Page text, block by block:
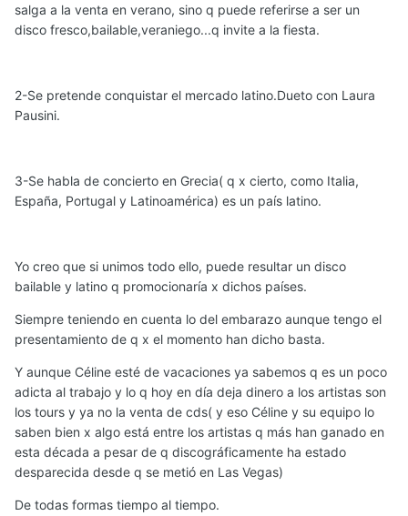
salga a la venta en verano, sino q puede referirse a ser un
disco fresco,bailable,veraniego...q invite a la fiesta.
2-Se pretende conquistar el mercado latino.Dueto con Laura
Pausini.
3-Se habla de concierto en Grecia( q x cierto, como Italia,
España, Portugal y Latinoamérica) es un país latino.
Yo creo que si unimos todo ello, puede resultar un disco
bailable y latino q promocionaría x dichos países.
Siempre teniendo en cuenta lo del embarazo aunque tengo el
presentamiento de q x el momento han dicho basta.
Y aunque Céline esté de vacaciones ya sabemos q es un poco
adicta al trabajo y lo q hoy en día deja dinero a los artistas son
los tours y ya no la venta de cds( y eso Céline y su equipo lo
saben bien x algo está entre los artistas q más han ganado en
esta década a pesar de q discográficamente ha estado
desparecida desde q se metió en Las Vegas)
De todas formas tiempo al tiempo.